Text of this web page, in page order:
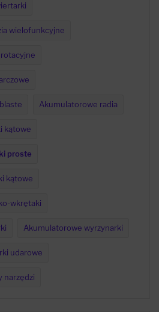
wielofunkcyjne
Akumulatorowe radia
kątowe
proste
kątowe
wkrętaki
Akumulatorowe wyrzynarki
udarowe
narzędzi